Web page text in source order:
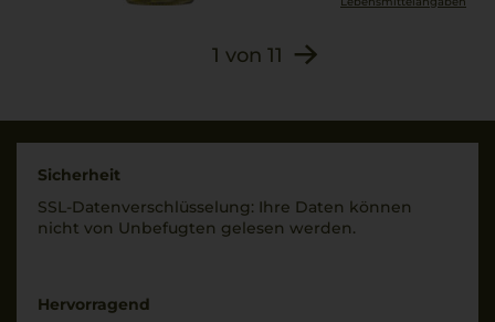
enthält Sulfite
Schutzatmosphäre
1 von 11
Sicherheit
SSL-Daten­verschlüs­selung: Ihre Daten können
nicht von Unbe­fugten gelesen werden.
Hervorragend